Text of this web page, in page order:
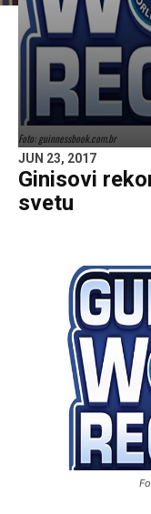
Foto: guinnessbook.com.br
JUN 23, 2017
Ginisovi
svetu